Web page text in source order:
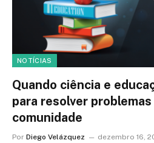
NOTÍCIAS
Quando ciência e
para resolver
comunidade
Por Diego Velázquez dezembro 16,